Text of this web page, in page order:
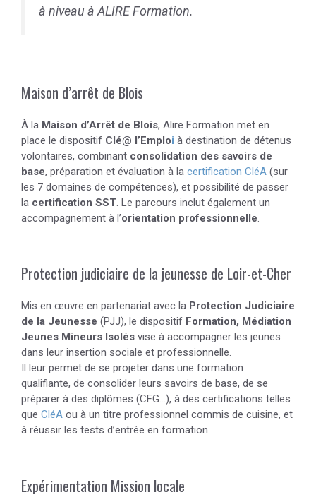
à niveau à ALIRE Formation.
Maison d’arrêt de Blois
À la Maison d’Arrêt de Blois, Alire Formation met en
place le dispositif Clé@ l’Emploi à destination de détenus
volontaires, combinant consolidation des savoirs de
base, préparation et évaluation à la certification CléA (sur
les 7 domaines de compétences), et possibilité de passer
la certification SST . Le parcours inclut également un
accompagnement à l’orientation professionnelle
Protection judiciaire de la jeunesse de Loir-et-Cher
Mis en œuvre en partenariat avec la Protection Judiciaire
de la Jeunesse (PJJ), le dispositif Formation, Médiation
Jeunes Mineurs Isolés vise à accompagner les jeunes
dans leur insertion sociale et professionnelle.
Il leur permet de se projeter dans une formation
qualifiante, de consolider leurs savoirs de base, de se
préparer à des diplômes (CFG…), à des certifications telles
que CléA ou à un titre professionnel commis de cuisine, et
à réussir les tests d’entrée en formation.
Expérimentation Mission locale